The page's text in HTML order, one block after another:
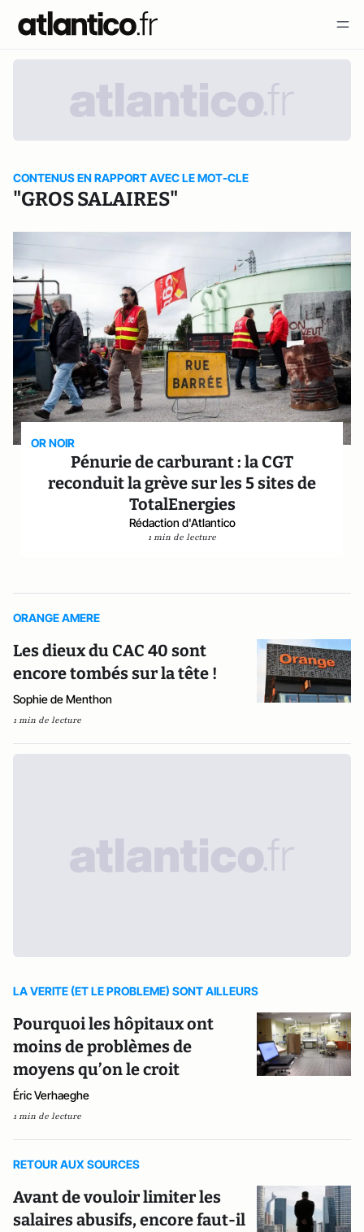
CONTENUS EN RAPPORT AVEC LE MOT-CLE
"GROS SALAIRES"
OR NOIR
Pénurie de carburant : la CGT
reconduit la grève sur les 5 sites de
TotalEnergies
Rédaction d'Atlantico
1 min de lecture
ORANGE AMERE
Les dieux du CAC 40 sont
encore tombés sur la tête !
Sophie de Menthon
1 min de lecture
LA VERITE (ET LE PROBLEME) SONT AILLEURS
Pourquoi les hôpitaux ont
moins de problèmes de
moyens qu’on le croit
Éric Verhaeghe
1 min de lecture
RETOUR AUX SOURCES
Avant de vouloir limiter les
salaires abusifs, encore faut-il